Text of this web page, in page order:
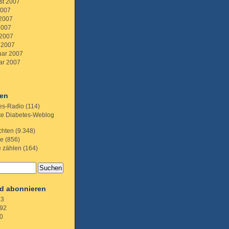
2007
2007
2007
Radio (114)
Diabetes-Weblog
(9.348)
(856)
zählen (164)
abonnieren